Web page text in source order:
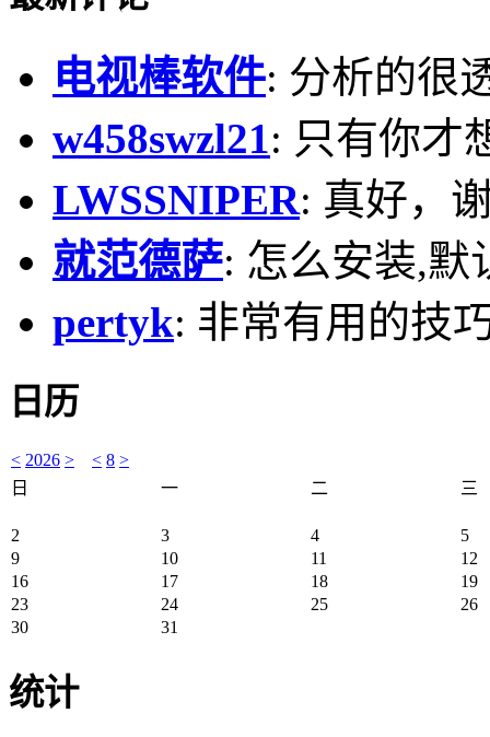
电视棒软件: 分析的很
w458swzl21 : 只有你才
LWSSNIPER: 真好，
就范德萨: 怎么安装,默
pertyk: 非常有用的技
日历
< 2026 > < 8 >
日
一 二 三
2 3 4
5
9
10 11
12
16
17 18
19
23
24 25
26
30
31
统计